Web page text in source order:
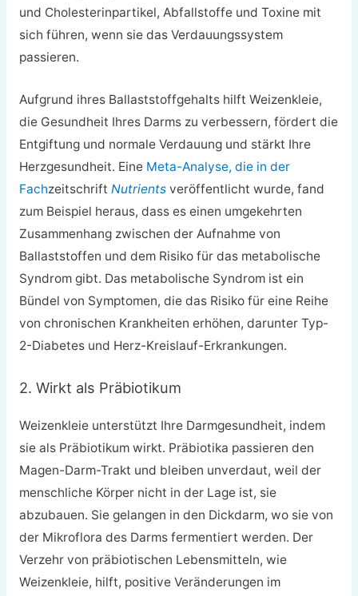
und Cholesterinpartikel, Abfallstoffe und Toxine mit
sich führen, wenn sie das Verdauungssystem
passieren.
Aufgrund ihres Ballaststoffgehalts hilft Weizenkleie,
die Gesundheit Ihres Darms zu verbessern, fördert die
Entgiftung und normale Verdauung und stärkt Ihre
Herzgesundheit. Eine Meta-Analyse, die in der
Fachzeitschrift Nutrientsveröffentlicht wurde, fand
zum Beispiel heraus, dass es einen umgekehrten
Zusammenhang zwischen der Aufnahme von
Ballaststoffen und dem Risiko für das metabolische
Syndrom gibt. Das metabolische Syndrom ist ein
Bündel von Symptomen, die das Risiko für eine Reihe
von chronischen Krankheiten erhöhen, darunter Typ-
2-Diabetes und Herz-Kreislauf-Erkrankungen.
2. Wirkt als Präbiotikum
Weizenkleie unterstützt Ihre Darmgesundheit, indem
sie als Präbiotikum wirkt. Präbiotika passieren den
Magen-Darm-Trakt und bleiben unverdaut, weil der
menschliche Körper nicht in der Lage ist, sie
abzubauen. Sie gelangen in den Dickdarm, wo sie von
der Mikroflora des Darms fermentiert werden. Der
Verzehr von präbiotischen Lebensmitteln, wie
Weizenkleie, hilft, positive Veränderungen im